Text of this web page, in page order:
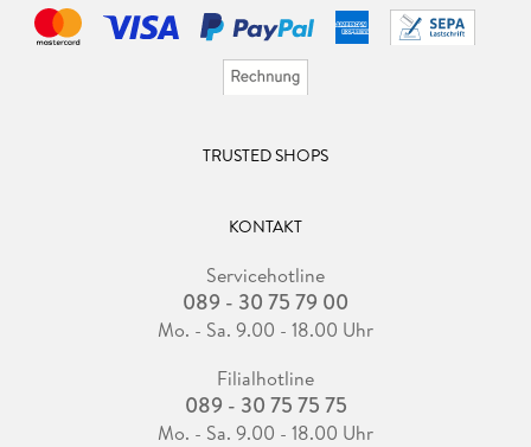
TRUSTED SHOPS
KONTAKT
Servicehotline
089 - 30 75 79 00
Mo. - Sa. 9.00 - 18.00 Uhr
Filialhotline
089 - 30 75 75 75
Mo. - Sa. 9.00 - 18.00 Uhr